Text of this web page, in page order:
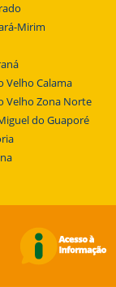
Mirim
Velho Calama
Velho Zona Norte
do Guaporé